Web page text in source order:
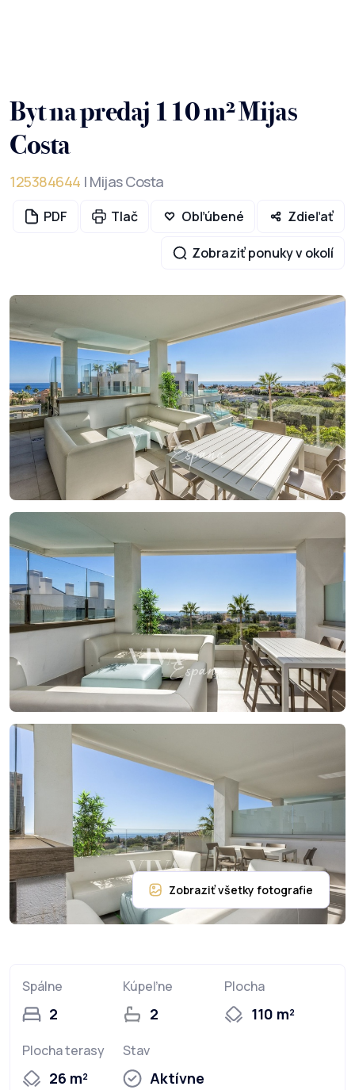
Byt na predaj 110 m² Mijas
Costa
125384644 | Mijas Costa
PDF Tlač Obľúbené Zdieľať
Zobraziť ponuky v okolí
Spálne
2
Kúpeľne
2
Plocha
110 m²
Plocha terasy
26 m²
Stav
Aktívne